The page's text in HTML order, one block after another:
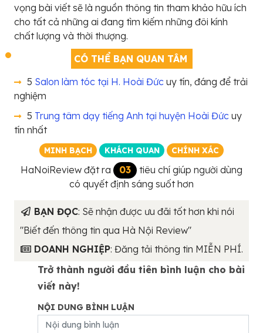
vọng bài viết sẽ là nguồn thông tin tham khảo hữu ích
cho tất cả những ai đang tìm kiếm những đôi kính
chất lượng và thời thượng.
CÓ THỂ BẠN QUAN TÂM
5 Salon làm tóc tại H. Hoài Đức uy tín, đáng để trải
nghiệm
5 Trung tâm dạy tiếng Anh tại huyện Hoài Đức uy
tín nhất
MINH BẠCH KHÁCH QUAN CHÍNH XÁC
HaNoiReview đặt ra 03 tiêu chí giúp người dùng
có quyết định sáng suốt hơn
BẠN ĐỌC: Sẽ nhận được ưu đãi tốt hơn khi nói
"Biết đến thông tin qua Hà Nội Review"
DOANH NGHIỆP: Đăng tải thông tin MIỄN PHÍ.
Trở thành người đầu tiên bình luận cho bài
viết này!
NỘI DUNG BÌNH LUẬN